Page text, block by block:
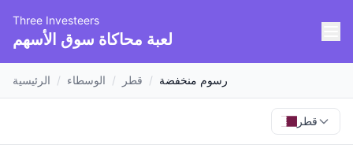
Three Investeers
لعبة محاكاة سوق الأسهم
الرئيسية / الوسطاء / قطر / رسوم منخفضة
قطر